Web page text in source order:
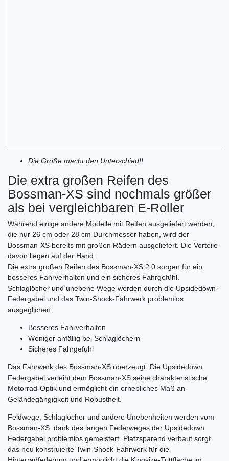
Die Größe macht den Unterschied!!
Die extra großen Reifen des
Bossman-XS sind nochmals größer
als bei vergleichbaren E-Roller
Während einige andere Modelle mit Reifen ausgeliefert werden,
die nur 26 cm oder 28 cm Durchmesser haben, wird der
Bossman-XS bereits mit großen Rädern ausgeliefert. Die Vorteile
davon liegen auf der Hand:
Die extra großen Reifen des Bossman-XS 2.0 sorgen für ein
besseres Fahrverhalten und ein sicheres Fahrgefühl.
Schlaglöcher und unebene Wege werden durch die Upsidedown-
Federgabel und das Twin-Shock-Fahrwerk problemlos
ausgeglichen.
Besseres Fahrverhalten
Weniger anfällig bei Schlaglöchern
Sicheres Fahrgefühl
Das Fahrwerk des Bossman-XS überzeugt. Die Upsidedown
Federgabel verleiht dem Bossman-XS seine charakteristische
Motorrad-Optik und ermöglicht ein erhebliches Maß an
Geländegängigkeit und Robustheit.
Feldwege, Schlaglöcher und andere Unebenheiten werden vom
Bossman-XS, dank des langen Federweges der Upsidedown
Federgabel problemlos gemeistert. Platzsparend verbaut sorgt
das neu konstruierte Twin-Shock-Fahrwerk für die